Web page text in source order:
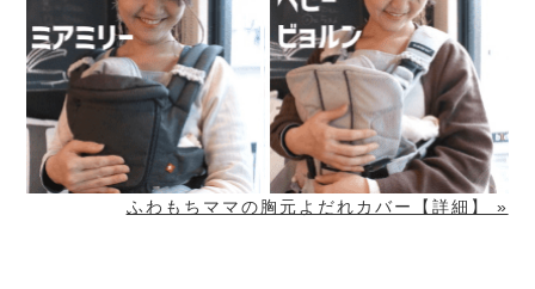
ふわもちママの胸元よだれカバー【詳細】 »